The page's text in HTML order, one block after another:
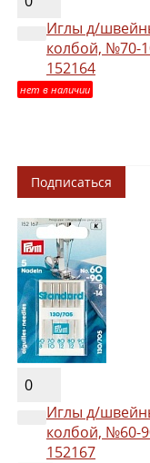
Иглы д/
колбой, №70-
152164
нет в наличии
Подписаться
0
Иглы д/
колбой, №60-
152167